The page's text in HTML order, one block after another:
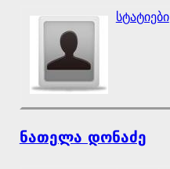
სტატიები
ნათელა დონაძე